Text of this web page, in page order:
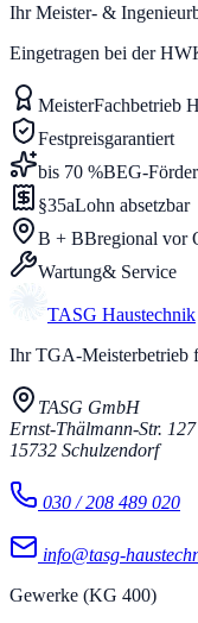
Ihr Meister- &
Eingetragen bei der
MeisterFachbetrieb
Festpreisgarantiert
bis 70 %BEG-
§35aLohn absetzbar
B + BBregional vor
Wartung& Service
TASG Haustechnik
Ihr TGA-Meisterbetrieb
TASG GmbH
Ernst-Thälmann-Str. 127
15732 Schulzendorf
030 / 208 489 020
info@tasg-
Gewerke (KG 400)